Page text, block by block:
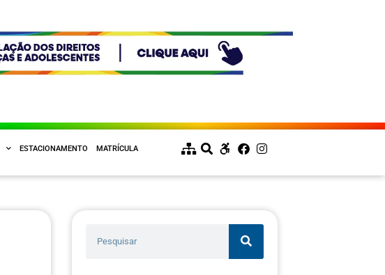
ESTACIONAMENTO MATRÍCULA